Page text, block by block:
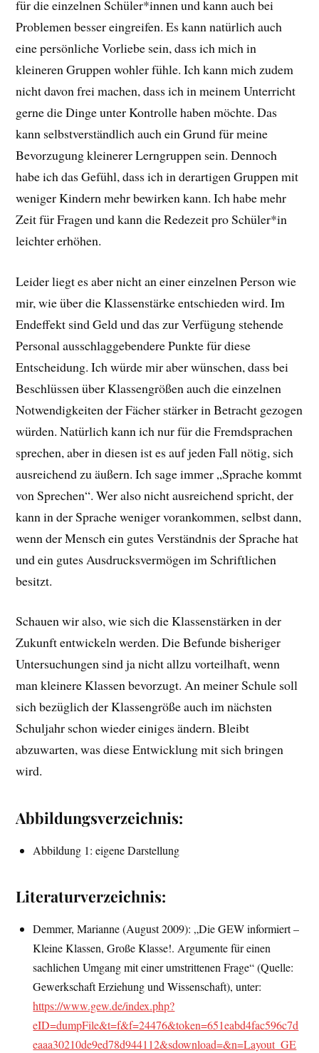
für die einzelnen Schüler*innen und kann auch bei
Problemen besser eingreifen. Es kann natürlich auch
eine persönliche Vorliebe sein, dass ich mich in
kleineren Gruppen wohler fühle. Ich kann mich zudem
nicht davon frei machen, dass ich in meinem Unterricht
gerne die Dinge unter Kontrolle haben möchte. Das
kann selbstverständlich auch ein Grund für meine
Bevorzugung kleinerer Lerngruppen sein. Dennoch
habe ich das Gefühl, dass ich in derartigen Gruppen mit
weniger Kindern mehr bewirken kann. Ich habe mehr
Zeit für Fragen und kann die Redezeit pro Schüler*in
leichter erhöhen.
Leider liegt es aber nicht an einer einzelnen Person wie
mir, wie über die Klassenstärke entschieden wird. Im
Endeffekt sind Geld und das zur Verfügung stehende
Personal ausschlaggebendere Punkte für diese
Entscheidung. Ich würde mir aber wünschen, dass bei
Beschlüssen über Klassengrößen auch die einzelnen
Notwendigkeiten der Fächer stärker in Betracht gezogen
würden. Natürlich kann ich nur für die Fremdsprachen
sprechen, aber in diesen ist es auf jeden Fall nötig, sich
ausreichend zu äußern. Ich sage immer „Sprache kommt
von Sprechen“. Wer also nicht ausreichend spricht, der
kann in der Sprache weniger vorankommen, selbst dann,
wenn der Mensch ein gutes Verständnis der Sprache hat
und ein gutes Ausdrucksvermögen im Schriftlichen
besitzt.
Schauen wir also, wie sich die Klassenstärken in der
Zukunft entwickeln werden. Die Befunde bisheriger
Untersuchungen sind ja nicht allzu vorteilhaft, wenn
man kleinere Klassen bevorzugt. An meiner Schule soll
sich bezüglich der Klassengröße auch im nächsten
Schuljahr schon wieder einiges ändern. Bleibt
abzuwarten, was diese Entwicklung mit sich bringen
wird.
Abbildungsverzeichnis:
Abbildung 1: eigene Darstellung
Literaturverzeichnis:
Demmer, Marianne (August 2009): „Die GEW informiert –
Kleine Klassen, Große Klasse!. Argumente für einen
sachlichen Umgang mit einer umstrittenen Frage“ (Quelle:
Gewerkschaft Erziehung und Wissenschaft), unter:
https://www.gew.de/index.php?
eID=dumpFile&t=f&f=24476&token=651eabd4fac596c7d
eaaa30210de9ed78d944112&sdownload=&n=Layout_GE